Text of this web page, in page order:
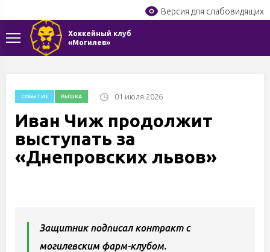
Версия для слабовидящих
Хоккейный клуб
«Могилев»
СОБЫТИЕ ВЫШКА 01 июля 2026
Иван Чиж продолжит
выступать за
«Днепровских львов»
Защитник подписал контракт с
могилевским фарм-клубом.